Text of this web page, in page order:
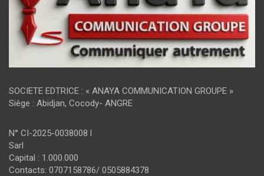
SOCIETE EDTRICE : « ANAYA COMMUNICATION GROUPE »
Siège : Abidjan, Cocody- ANGRE
N° CI-2025-0038008 l
Sarl
Capital : 1.000.000
Contacts: 0707158786/ 0505884378